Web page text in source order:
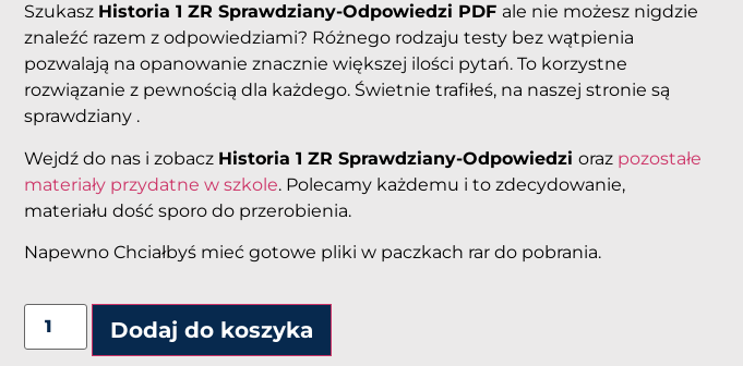
Szukasz Historia 1 ZR Sprawdziany-Odpowiedzi PDF ale nie możesz nigdzie
znaleźć razem z odpowiedziami? Różnego rodzaju testy bez wątpienia
pozwalają na opanowanie znacznie większej ilości pytań. To korzystne
rozwiązanie z pewnością dla każdego. Świetnie trafiłeś, na naszej stronie są
sprawdziany .
Wejdź do nas i zobacz Historia 1 ZR Sprawdziany-Odpowiedzi oraz pozostałe
materiały przydatne w szkole. Polecamy każdemu i to zdecydowanie,
materiału dość sporo do przerobienia.
Napewno Chciałbyś mieć gotowe pliki w paczkach rar do pobrania.
Dodaj do koszyka